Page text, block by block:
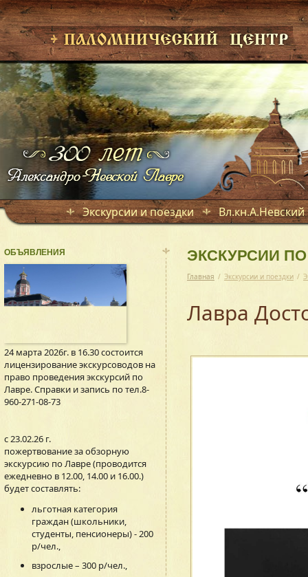
Экскурсии и поездки Вл.кн.А.Невский
ОБЪЯВЛЕНИЯ
24 марта 2026г. в 16.30 состоится
лицензирование экскурсоводов на
право проведения экскурсий по
Лавре. Справки и запись по тел.8-
960-271-08-73
с 23.02.26 г.
пожертвование за обзорную
экскурсию по Лавре (проводится
ежедневно в 12.00, 14.00 и 16.00.)
будет составлять:
льготная категория
граждан (школьники,
студенты, пенсионеры) - 200
р/чел.,
взрослые – 300 р/чел.,
ЭКСКУРСИИ
Главная / Экскурсии и поездки /
Лавра